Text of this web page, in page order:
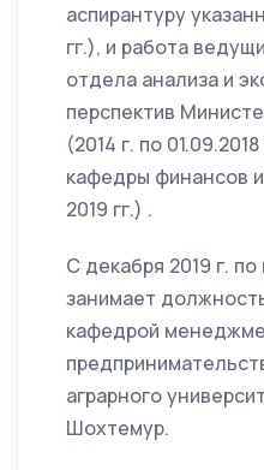
аспирантуру
гг.), и работа
отдела анализа и
перспектив
(2014 г. по
кафедры финансов
2019 гг.) .
С декабря 2019 г.
занимает
кафедрой
аграрного
Шохтемур.